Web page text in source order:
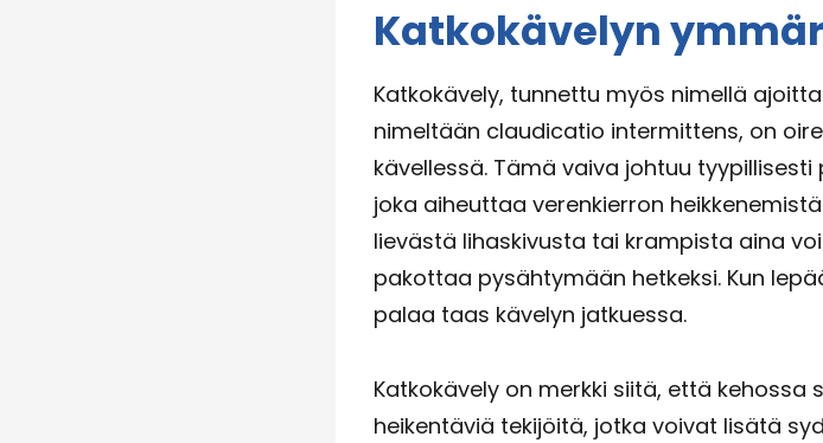
Katkokävelyn
Katkokävely, tunnettu myös nimellä
nimeltään claudicatio intermittens, on
kävellessä. Tämä vaiva johtuu
joka aiheuttaa verenkierron
lievästä lihaskivusta tai krampista aina
pakottaa pysähtymään hetkeksi. Kun
palaa taas kävelyn jatkuessa.
Katkokävely on merkki siitä, että
heikentäviä tekijöitä, jotka voivat lisätä